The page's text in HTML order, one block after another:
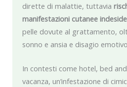
dirette di malattie, tuttavia
manifestazioni cutanee
pelle dovute al grattamento,
sonno e ansia e disagio
In contesti come hotel, bed
vacanza, un’infestazione di